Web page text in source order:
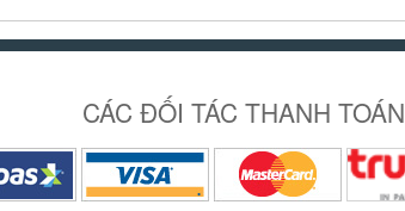
CÁC ĐỐI TÁC THANH TOÁN